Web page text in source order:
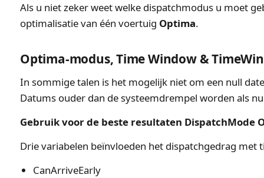
Als u niet zeker weet welke dispatchmodus u moet
optimalisatie van één voertuig Optima.
Optima-modus, Time Window &
In sommige talen is het mogelijk niet om een null
Datums ouder dan de systeemdrempel worden als
Gebruik voor de beste resultaten DispatchMode
Drie variabelen beïnvloeden het dispatchgedrag met
CanArriveEarly